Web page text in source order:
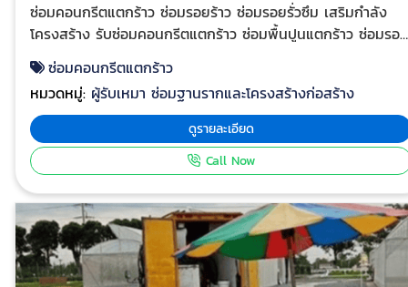
ซ่อมคอนกรีตแตกร้าว ซ่อมรอยร้าว ซ่อมรอยรั่วซึม เสริมกำลัง
โครงสร้าง รับซ่อมคอนกรีตแตกร้าว ซ่อมพื้นปูนแตกร้าว ซ่อมรอย
ร้าวพื้นคอนกรีต Epoxy งานซ่อมคอนกรีตแตกร้าว โดยวิธี
Epoxy & PU Resin Injection เป็นการงานซ่อมคอนกรีตแตก
ร้าวบนโครงสร้างคอนกรีต เพื่อเชื่อมประสานเนื้อคอนกรีต และให้
โครงสร้างคอนกรีต กลับมารับนํ้าหนักได้ดังเดิม สามารถซ่อมได้
ทั้งพื้นถนนคอนกรีตที่เกิดรอยร้าว และซ่อมพื้นโรงงานที่เกิดรอย
ร้าว งานซ่อมคอนกรีตแตกร้าว, ซ่อมคอนกรีตพื้นปูนแตกร้าว, ซ่อม
รอยร้าวพื้นคอนกรีต, ซ่อมรอยร้าวพื้นกำแพง ทางเรามีวิธีแก้ไข
ด้วยวิธี Epoxy ซ่อมคอนกรีต ติดต่อ : 063-352-7778, 063-
352-7878 รายละเอียดเพิ่ม
เติม https://www.jatgroundexpert.com/solutions/
repair-thai.html
ซ่อมคอนกรีตแตกร้าว
หมวดหมู่: ผู้รับเหมา ซ่อมฐานรากและโครงสร้างก่อสร้าง
ดูรายละเอียด
Call Now